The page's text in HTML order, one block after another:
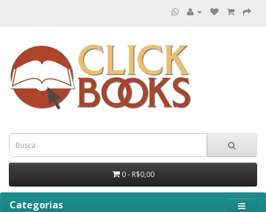
0 - R$0,00
Categorias